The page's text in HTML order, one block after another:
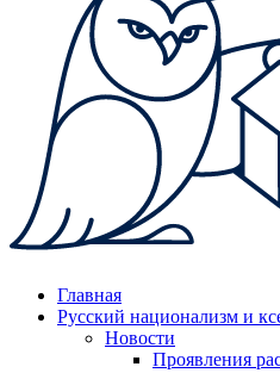
Главная
Русский национализм и
Новости
Проявления